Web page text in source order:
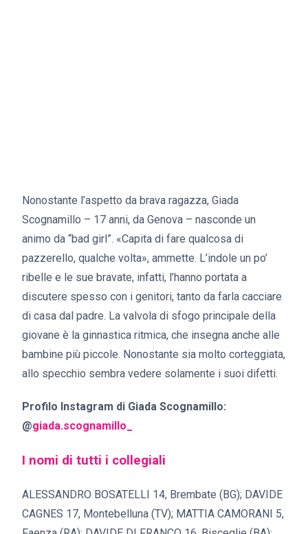
Nonostante l’aspetto da brava ragazza, Giada
Scognamillo – 17 anni, da Genova – nasconde un
animo da “bad girl”. «Capita di fare qualcosa di
pazzerello, qualche volta», ammette. L’indole un po’
ribelle e le sue bravate, infatti, l’hanno portata a
discutere spesso con i genitori, tanto da farla cacciare
di casa dal padre. La valvola di sfogo principale della
giovane è la ginnastica ritmica, che insegna anche alle
bambine più piccole. Nonostante sia molto corteggiata,
allo specchio sembra vedere solamente i suoi difetti.
Profilo Instagram di Giada Scognamillo:
@giada.scognamillo_
I nomi di tutti i collegiali
ALESSANDRO BOSATELLI 14, Brembate (BG); DAVIDE
CAGNES 17, Montebelluna (TV); MATTIA CAMORANI 5,